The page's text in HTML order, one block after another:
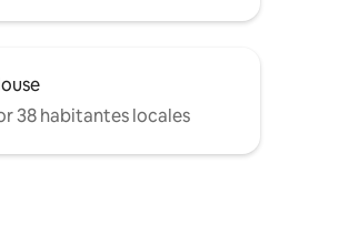
38 habitantes locales